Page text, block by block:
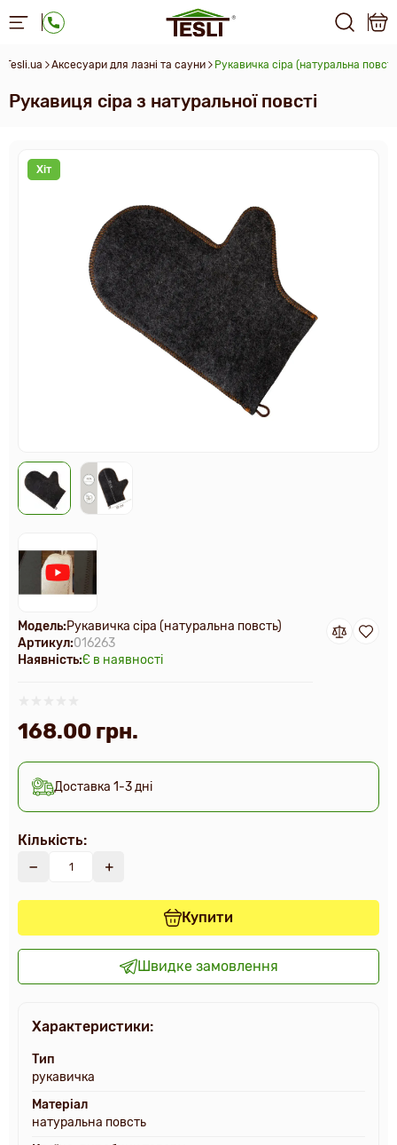
Tesli.ua Аксесуари для лазні та сауни Рукавичка сіра (натуральна
Рукавиця сіра з натуральної повсті
Хіт
Модель:Рукавичка сіра (натуральна повсть)
Артикул:016263
Наявність:Є в наявності
Доставка 1-3 дні
168.00 грн.
Кількість:
Купити
Швидке замовлення
Характеристики:
Тип
рукавичка
Матеріал
натуральна повсть